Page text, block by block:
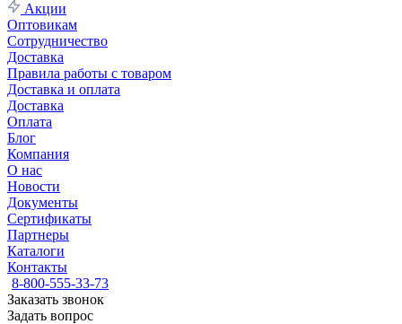
Акции
Оптовикам
Сотрудничество
Доставка
Правила работы с товаром
Доставка и оплата
Доставка
Оплата
Блог
Компания
О нас
Новости
Документы
Сертификаты
Партнеры
Каталоги
Контакты
8-800-555-33-73
Заказать звонок
Задать вопрос